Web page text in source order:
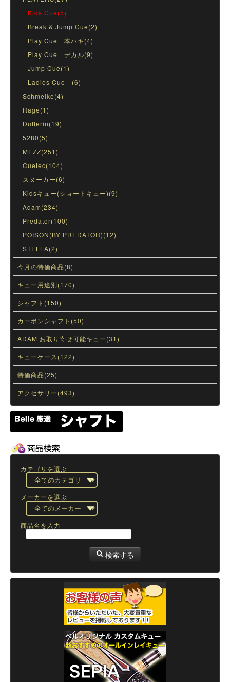
Kids Cue(5)
Break & Jump Cue(2)
Play Cue 本ハギ(4)
Play Cue デカル(9)
Jump Cue(1)
Ladies Cue (6)
Schmelke(4)
Rage(1)
Dufferin(19)
5280(5)
MEZZ(251)
Cuetec(104)
スヌーカー(6)
Kidsキュー(ショートキュー)(9)
Adam(234)
Predator(100)
POISON(BY PREDATOR)(12)
STELLA(2)
今月の特価商品(8)
キュー用途別(170)
シャフト(150)
カーボンシャフト(50)
ADAM お取り寄せ可能キュー(31)
キューケース(122)
特価商品(25)
アクセサリー(493)
カテゴリを選ぶ
メーカーを選ぶ
商品名を入力
検索する